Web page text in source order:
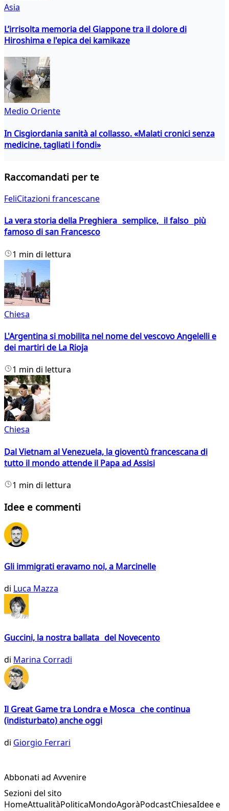
Asia
L’irrisolta memoria del Giappone tra il dolore di
Hiroshima e l'epica dei kamikaze
Medio Oriente
In Cisgiordania sanità al collasso. «Malati cronici senza
medicine, tagliati i fondi»
Raccomandati per te
FeliCitazioni francescane
La vera storia della Preghiera semplice, il falso più
famoso di san Francesco
1 min di lettura
Chiesa
L'Argentina si mobilita nel nome del vescovo Angelelli e
dei martiri de La Rioja
1 min di lettura
Chiesa
Dal Vietnam al Venezuela, la gioventù francescana di
tutto il mondo attende il Papa ad Assisi
1 min di lettura
Idee e commenti
Gli immigrati eravamo noi, a Marcinelle
di Luca Mazza
Guccini, la nostra ballata del Novecento
di Marina Corradi
Il Great Game tra Londra e Mosca che continua
(indisturbato) anche oggi
di Giorgio Ferrari
Abbonati ad Avvenire
Sezioni del sito
HomeAttualitàPoliticaMondoAgoràPodcastChiesaIdee e